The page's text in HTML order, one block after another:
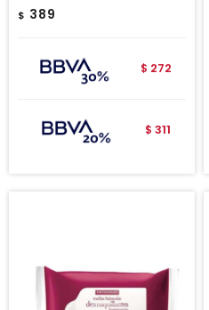
$ 389
$ 272
$ 311